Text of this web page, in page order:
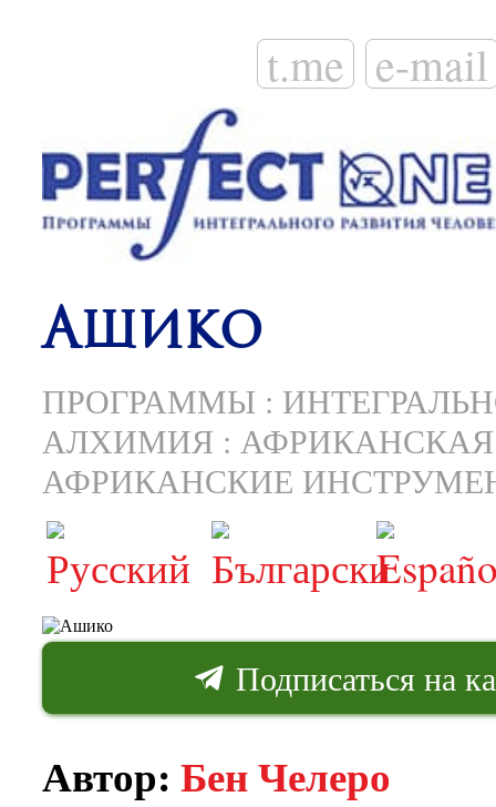
t.me e-mail
Ашико
ПРОГРАММЫ :
АЛХИМИЯ :
АФРИКАНСКИЕ
Подписаться на
Автор: Бен Челеро